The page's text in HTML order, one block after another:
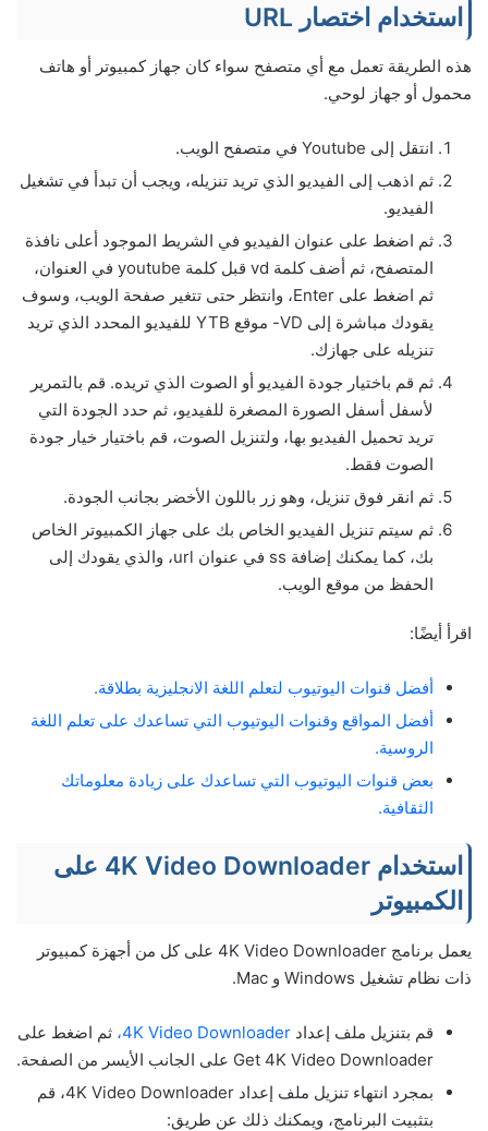
استخدام اختصار URL
هذه الطريقة تعمل مع أي متصفح سواء كان جهاز كمبيوتر أو هاتف
محمول أو جهاز لوحي.
انتقل إلى Youtube في متصفح الويب.
ثم اذهب إلى الفيديو الذي تريد تنزيله، ويجب أن تبدأ في تشغيل
الفيديو.
ثم اضغط على عنوان الفيديو في الشريط الموجود أعلى نافذة
المتصفح، ثم أضف كلمة vd قبل كلمة youtube في العنوان،
ثم اضغط على Enter، وانتظر حتى تتغير صفحة الويب، وسوف
يقودك مباشرة إلى VD- موقع YTB للفيديو المحدد الذي تريد
تنزيله على جهازك.
ثم قم باختيار جودة الفيديو أو الصوت الذي تريده. قم بالتمرير
لأسفل أسفل الصورة المصغرة للفيديو، ثم حدد الجودة التي
تريد تحميل الفيديو بها، ولتنزيل الصوت، قم باختيار خيار جودة
الصوت فقط.
ثم انقر فوق تنزيل، وهو زر باللون الأخضر بجانب الجودة.
ثم سيتم تنزيل الفيديو الخاص بك على جهاز الكمبيوتر الخاص
بك، كما يمكنك إضافة ss في عنوان url، والذي يقودك إلى
الحفظ من موقع الويب.
اقرأ أيضًا:
أفضل قنوات اليوتيوب لتعلم اللغة الانجليزية بطلاقة.
أفضل المواقع وقنوات اليوتيوب التي تساعدك على تعلم اللغة
الروسية.
بعض قنوات اليوتيوب التي تساعدك على زيادة معلوماتك
الثقافية.
استخدام 4K Video Downloader على
الكمبيوتر
يعمل برنامج 4K Video Downloader على كل من أجهزة كمبيوتر
ذات نظام تشغيل Windows و Mac.
قم بتنزيل ملف إعداد 4K Video Downloader، ثم اضغط على
Get 4K Video Downloader على الجانب الأيسر من الصفحة.
بمجرد انتهاء تنزيل ملف إعداد 4K Video Downloader، قم
بتثبيت البرنامج، ويمكنك ذلك عن طريق: